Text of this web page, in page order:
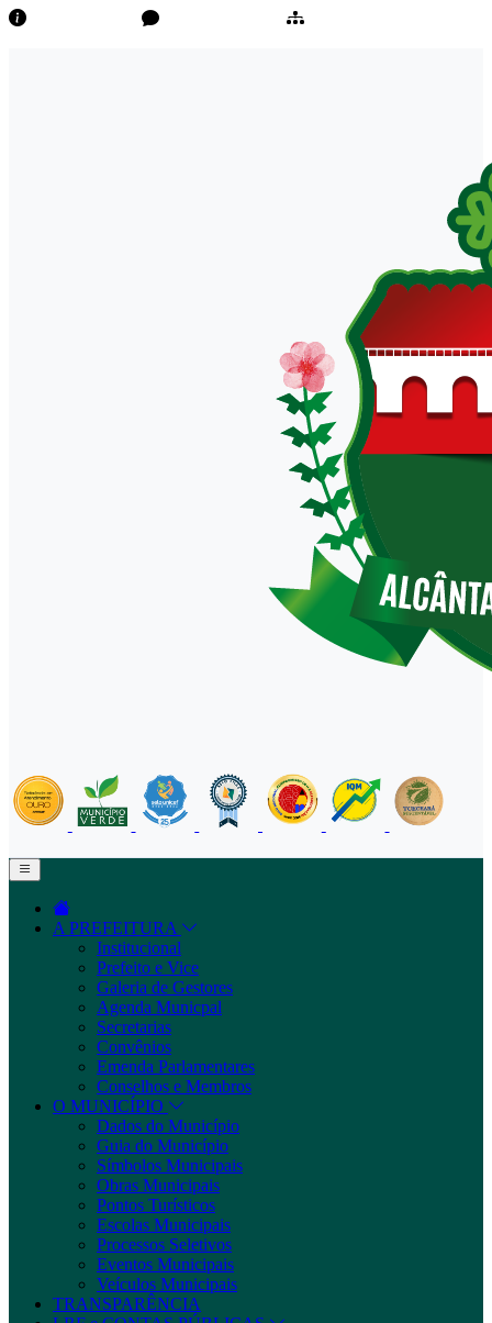
A PREFEITURA
Institucional
Prefeito e Vice
Galeria de Gestores
Agenda Municpal
Secretarias
Convênios
Emenda Parlamentares
Conselhos e Membros
O MUNICÍPIO
Dados do Município
Guia do Município
Símbolos Municipais
Obras Municipais
Pontos Turísticos
Escolas Municipais
Processos Seletivos
Eventos Municipais
Veículos Municipais
TRANSPARÊNCIA